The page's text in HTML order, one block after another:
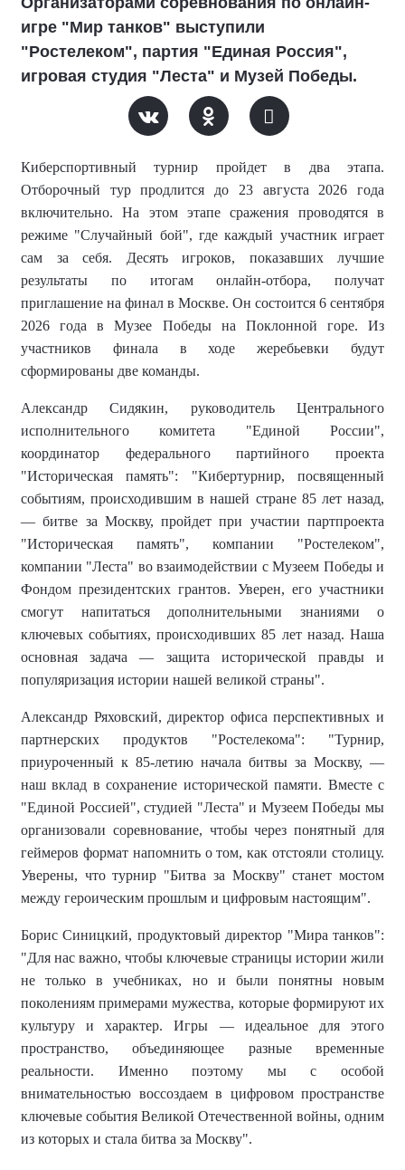
игре "Мир танков" выступили
"Ростелеком", партия "Единая Россия",
игровая студия "Леста" и Музей Победы.
Киберспортивный турнир пройдет в два этапа.
Отборочный тур продлится до 23 августа 2026 года
включительно. На этом этапе сражения проводятся в
режиме "Случайный бой", где каждый участник играет
сам за себя. Десять игроков, показавших лучшие
результаты по итогам онлайн-отбора, получат
приглашение на финал в Москве. Он состоится 6 сентября
2026 года в Музее Победы на Поклонной горе. Из
участников финала в ходе жеребьевки будут
сформированы две команды.
Александр Сидякин, руководитель Центрального
исполнительного комитета "Единой России",
координатор федерального партийного проекта
"Историческая память":
"Кибертурнир, посвященный
событиям, происходившим в нашей стране 85 лет назад,
— битве за Москву, пройдет при участии партпроекта
"Историческая память", компании "Ростелеком",
компании "Леста" во взаимодействии с Музеем Победы и
Фондом президентских грантов. Уверен, его участники
смогут напитаться дополнительными знаниями о
ключевых событиях, происходивших 85 лет назад. Наша
основная задача — защита исторической правды и
популяризация истории нашей великой страны".
Александр Ряховский, директор офиса перспективных и
партнерских продуктов "Ростелекома":
"Турнир,
приуроченный к 85-летию начала битвы за Москву, —
наш вклад в сохранение исторической памяти. Вместе с
"Единой Россией", студией "Леста" и Музеем Победы мы
организовали соревнование, чтобы через понятный для
геймеров формат напомнить о том, как отстояли столицу.
Уверены, что турнир "Битва за Москву" станет мостом
между героическим прошлым и цифровым настоящим".
Борис Синицкий, продуктовый директор "Мира танков":
"Для нас важно, чтобы ключевые страницы истории жили
не только в учебниках, но и были понятны новым
поколениям примерами мужества, которые формируют их
культуру и характер. Игры — идеальное для этого
пространство, объединяющее разные временные
реальности. Именно поэтому мы с особой
внимательностью воссоздаем в цифровом пространстве
ключевые события Великой Отечественной войны, одним
из которых и стала битва за Москву".